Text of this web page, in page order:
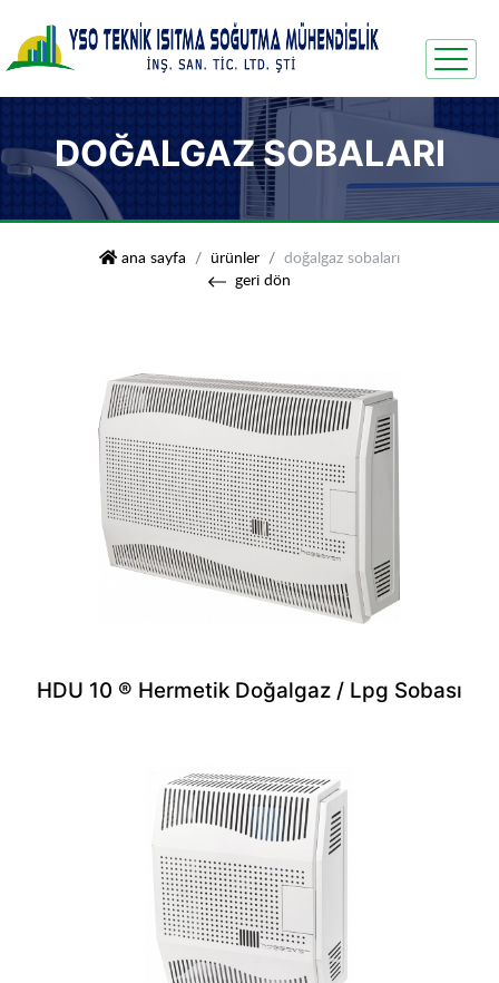
DOĞALGAZ SOBALARI
ana sayfa yso teknik isıtma soğutma
ürünler
doğalgaz sobaları
geri dön
HDU 10 ® Hermetik Doğalgaz / Lpg Sobası